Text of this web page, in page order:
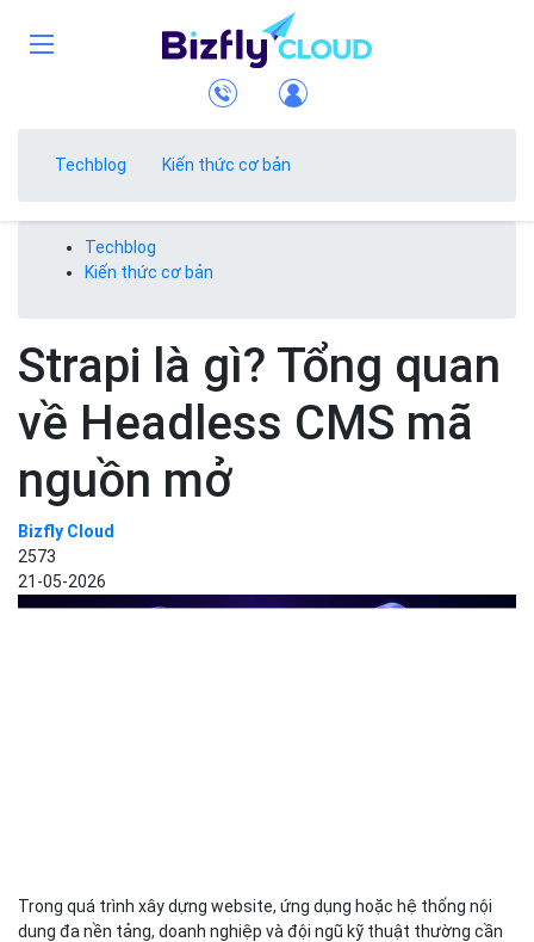
Techblog Kiến thức cơ bản
Techblog
Kiến thức cơ bản
Strapi là gì? Tổng quan
về Headless CMS mã
nguồn mở
Bizfly Cloud
2573
21-05-2026
Trong quá trình xây dựng website, ứng dụng hoặc hệ thống nội
dung đa nền tảng, doanh nghiệp và đội ngũ kỹ thuật thường cần